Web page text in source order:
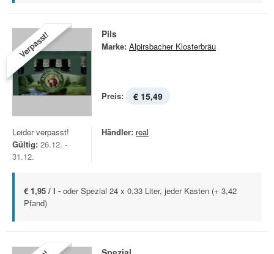
Verpasst! Pils
Marke: Alpirsbacher Klosterbräu
Preis: € 15,49
Leider verpasst!
Gültig: 26.12. -
31.12.
Händler: real
€ 1,95 / l - oder Spezial 24 x 0,33 Liter, jeder Kasten (+ 3,42
Pfand)